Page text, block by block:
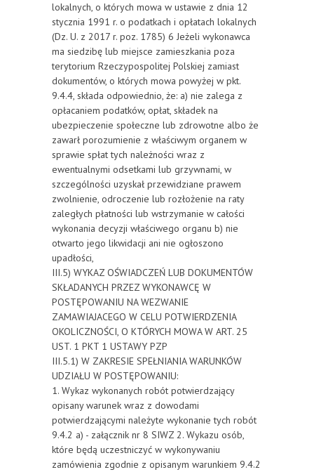
lokalnych, o których mowa w ustawie z dnia 12
stycznia 1991 r. o podatkach i opłatach lokalnych
(Dz. U. z 2017 r. poz. 1785) 6 Jeżeli wykonawca
ma siedzibę lub miejsce zamieszkania poza
terytorium Rzeczypospolitej Polskiej zamiast
dokumentów, o których mowa powyżej w pkt.
9.4.4, składa odpowiednio, że: a) nie zalega z
opłacaniem podatków, opłat, składek na
ubezpieczenie społeczne lub zdrowotne albo że
zawarł porozumienie z właściwym organem w
sprawie spłat tych należności wraz z
ewentualnymi odsetkami lub grzywnami, w
szczególności uzyskał przewidziane prawem
zwolnienie, odroczenie lub rozłożenie na raty
zaległych płatności lub wstrzymanie w całości
wykonania decyzji właściwego organu b) nie
otwarto jego likwidacji ani nie ogłoszono
upadłości,
III.5) WYKAZ OŚWIADCZEŃ LUB DOKUMENTÓW
SKŁADANYCH PRZEZ WYKONAWCĘ W
POSTĘPOWANIU NA WEZWANIE
ZAMAWIAJACEGO W CELU POTWIERDZENIA
OKOLICZNOŚCI, O KTÓRYCH MOWA W ART. 25
UST. 1 PKT 1 USTAWY PZP
III.5.1) W ZAKRESIE SPEŁNIANIA WARUNKÓW
UDZIAŁU W POSTĘPOWANIU:
1. Wykaz wykonanych robót potwierdzający
opisany warunek wraz z dowodami
potwierdzającymi należyte wykonanie tych robót
9.4.2 a) - załącznik nr 8 SIWZ 2. Wykazu osób,
które będą uczestniczyć w wykonywaniu
zamówienia zgodnie z opisanym warunkiem 9.4.2